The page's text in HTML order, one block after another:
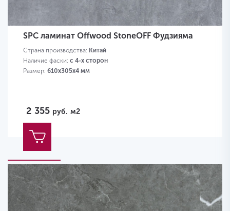
SPC ламинат Offwood StoneOFF Фудзияма
Страна производства: Китай
Наличие фаски: с 4-х сторон
Размер: 610х305х4 мм
2 355 руб. м2